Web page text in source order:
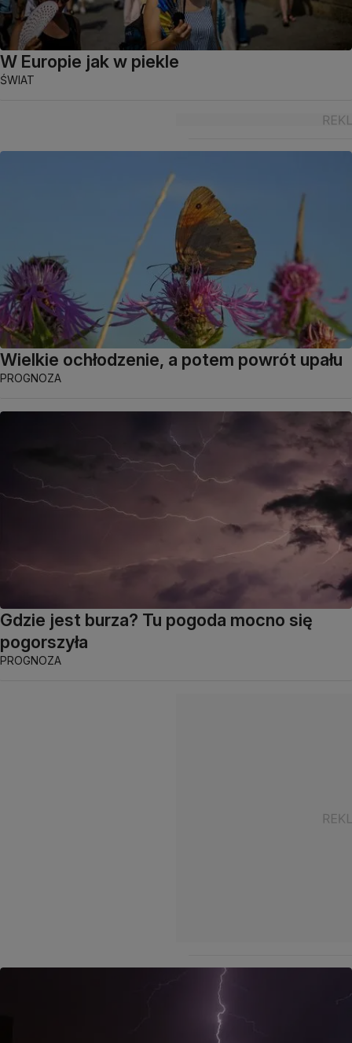
W Europie jak w piekle
ŚWIAT
Wielkie ochłodzenie, a potem powrót upału
PROGNOZA
Gdzie jest burza? Tu pogoda mocno się
pogorszyła
PROGNOZA